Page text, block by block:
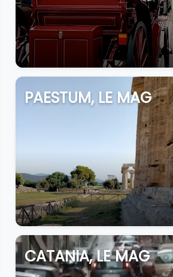
PAESTUM, LE MAG
CATANIA, LE MAG